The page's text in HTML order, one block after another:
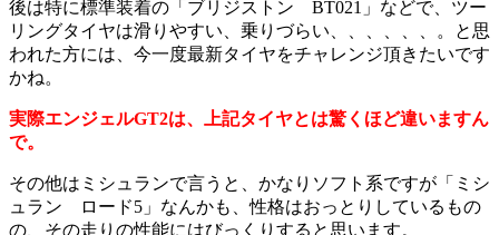
後は特に標準装着の「ブリジストン BT021」などで、ツー
リングタイヤは滑りやすい、乗りづらい、、、、、、。と思
われた方には、今一度最新タイヤをチャレンジ頂きたいです
かね。
実際エンジェルGT2は、上記タイヤとは驚くほど違いますん
で。
その他はミシュランで言うと、かなりソフト系ですが「ミシ
ュラン ロード5」なんかも、性格はおっとりしているもの
の、その走りの性能にはびっくりすると思います。